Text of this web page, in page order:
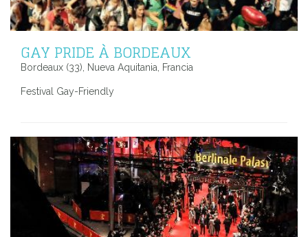
GAY PRIDE À BORDEAUX
Bordeaux (33), Nueva Aquitania, Francia
Festival Gay-Friendly